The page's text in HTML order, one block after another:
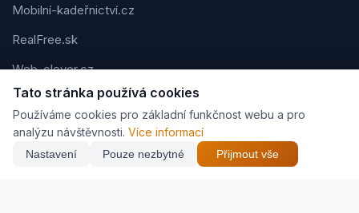
Mobilní-kadeřnictví.cz
RealFree.sk
Web-clever.cz
Kvízov.cz
Karavaning.net
CVčko.eu
Tato stránka používá cookies
Používáme cookies pro základní funkčnost webu a pro
analýzu návštěvnosti. Více informací
Nastavení Pouze nezbytné Přijmout vše